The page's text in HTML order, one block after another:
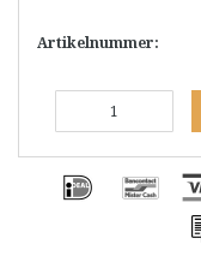
Artikelnummer: